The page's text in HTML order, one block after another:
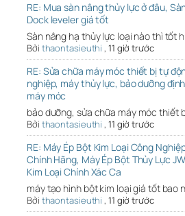
RE: Mua sàn nâng thủy lực ở đâu,
Dock leveler giá tốt
Sàn nâng hạ thủy lực loại nào thì tốt
Bởi thaontasieuthi , 11 giờ trước
RE: Sửa chữa máy móc thiết bị tự
nghiệp, máy thủy lực, bảo dưỡng
máy móc
bảo dưỡng, sửa chữa máy móc thiết
Bởi thaontasieuthi , 11 giờ trước
RE: Máy Ép Bột Kim Loại Công
Chính Hãng, Máy Ép Bột Thủy Lực
Kim Loại Chính Xác Ca
máy tạo hình bột kim loại giá tốt bao
Bởi thaontasieuthi , 11 giờ trước